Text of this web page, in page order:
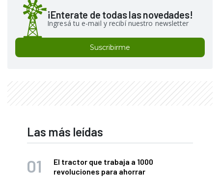
¡Enterate de todas las novedades!
Ingresá tu e-mail y recibí nuestro newsletter
Suscribirme
Las más leídas
El tractor que trabaja a 1000
revoluciones para ahorrar